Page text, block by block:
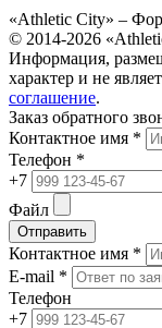
«Athletic City» –
© 2014-2026
Информация,
характер и не
соглашение.
Заказ обратного
Контактное имя *
Телефон *
+7
Файл
Отправить
Контактное имя *
E-mail *
Телефон
+7